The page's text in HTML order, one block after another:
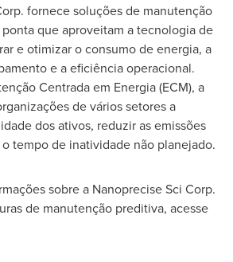
fornece soluções de manutenção
que aproveitam a tecnologia de
e otimizar o consumo de energia, a
e a eficiência operacional.
Centrada em Energia (ECM), a
de vários setores a
dos ativos, reduzir as emissões
tempo de inatividade não planejado.
sobre a Nanoprecise Sci Corp.
de manutenção preditiva, acesse